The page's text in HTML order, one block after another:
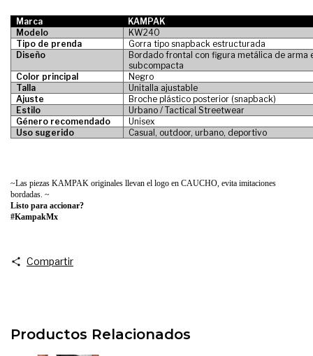
Marca
KAMPAK
Modelo
KW240
Tipo de prenda
Gorra tipo snapback estructurada
Diseño
Bordado frontal con figura metálica de arma
subcompacta
Color principal
Negro
Talla
Unitalla ajustable
Ajuste
Broche plástico posterior (snapback)
Estilo
Urbano / Tactical Streetwear
Género recomendado
Unisex
Uso sugerido
Casual, outdoor, urbano, deportivo
~Las piezas KAMPAK originales llevan el logo en CAUCHO, evita imitaciones
bordadas. ~
Listo para accionar?
#KampakMx
Compartir
Productos Relacionados